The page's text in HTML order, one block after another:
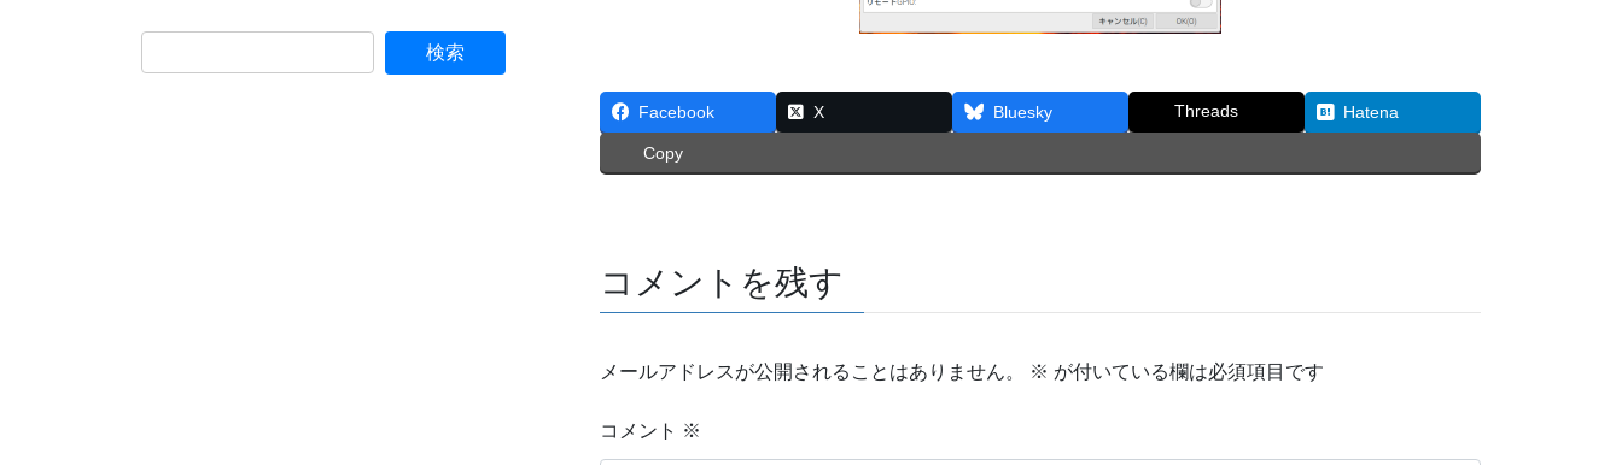
Facebook X Bluesky Threads Hatena
Copy
コメントを残す
メールアドレスが公開されることはありません。 ※ が付いている欄は必須項目です
コメント ※